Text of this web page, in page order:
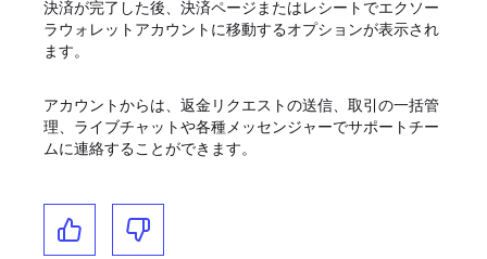
決済が完了した後、決済ページまたはレシートでエクソー
ラウォレットアカウントに移動するオプションが表示され
ます。
アカウントからは、返金リクエストの送信、取引の一括管
理、ライブチャットや各種メッセンジャーでサポートチー
ムに連絡することができます。